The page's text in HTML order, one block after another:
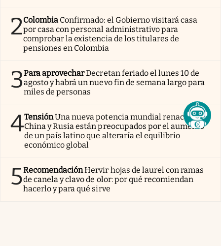
2Colombia Confirmado: el Gobierno visitará casa
por casa con personal administrativo para
comprobar la existencia de los titulares de
pensiones en Colombia
3Para aprovecharDecretan feriado el lunes 10 de
agosto y habrá un nuevo fin de semana largo para
miles de personas
4TensiónUna nueva potencia mundial renace |
China y Rusia están preocupados por el aumento
de un país latino que alteraría el equilibrio
económico global
5RecomendaciónHervir hojas de laurel con ramas
de canela y clavo de olor: por qué recomiendan
hacerlo y para qué sirve